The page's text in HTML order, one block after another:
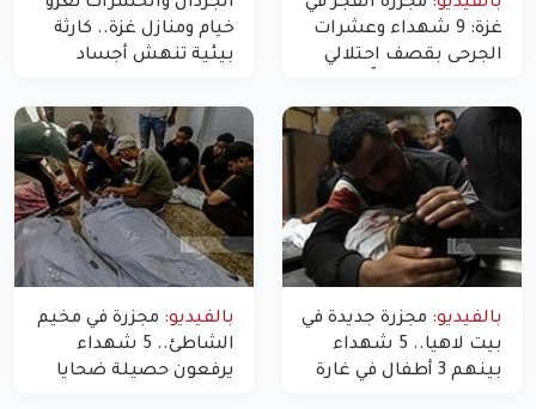
بالفيديو: مجزرة الفجر في
غزة: 9 شهداء وعشرات
الجرحى بقصف احتلالي
الجرذان والحشرات تغزو
خيام ومنازل غزة.. كارثة
بيئية تنهش أجساد
بالفيديو: مجزرة جديدة في
بيت لاهيا.. 5 شهداء
بينهم 3 أطفال في غارة
بالفيديو: مجزرة في مخيم
الشاطئ.. 5 شهداء
يرفعون حصيلة ضحايا